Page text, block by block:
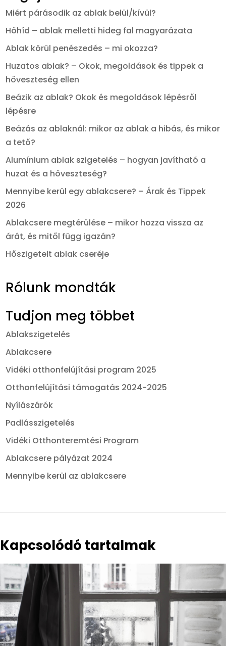
Miért párásodik az ablak belül/kívül?
Hőhíd – ablak melletti hideg fal magyarázata
Ablak körül penészedés – mi okozza?
Huzatos ablak? – Okok, megoldások és tippek a
hőveszteség ellen
Beázik az ablak? Okok és megoldások lépésről
lépésre
Beázás az ablaknál: mikor az ablak a hibás, és mikor
a tető?
Alumínium ablak szigetelés – hogyan javítható a
huzat és a hőveszteség?
Mennyibe kerül egy ablakcsere? – Árak és Tippek
2026
Ablakcsere megtérülése – mikor hozza vissza az
árát, és mitől függ igazán?
Hőszigetelt ablak cseréje
Rólunk mondták
Tudjon meg többet
Ablakszigetelés
Ablakcsere
Vidéki otthonfelújítási program 2025
Otthonfelújítási támogatás 2024-2025
Nyílászárók
Padlásszigetelés
Vidéki Otthonteremtési Program
Ablakcsere pályázat 2024
Mennyibe kerül az ablakcsere
Kapcsolódó tartalmak